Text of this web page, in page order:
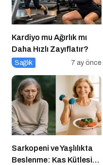
Kardiyo mu Ağırlık mı
Daha Hızlı Zayıflatır?
Sağlık 7 ay önce
Sarkopeni ve Yaşlılıkta
Beslenme: Kas Kütlesi